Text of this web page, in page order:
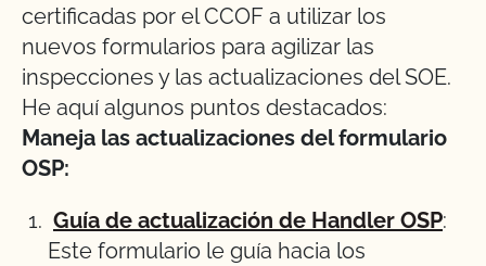
certificadas por el CCOF a utilizar los
nuevos formularios para agilizar las
inspecciones y las actualizaciones del SOE.
He aquí algunos puntos destacados:
Maneja las actualizaciones del formulario
OSP:
Guía de actualización de Handler OSP:
Este formulario le guía hacia los